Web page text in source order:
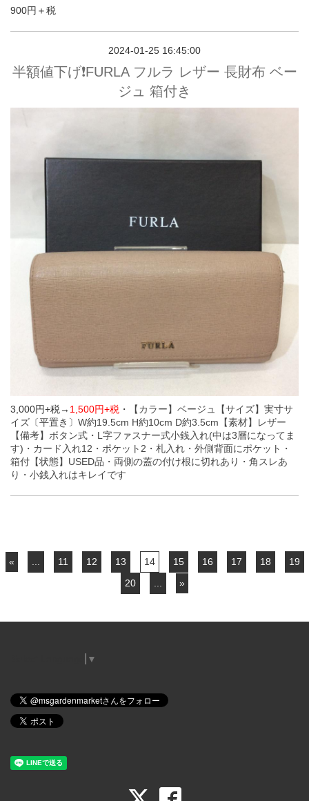
900円＋税
2024-01-25 16:45:00
半額値下げ❗️FURLA フルラ レザー 長財布 ベー
ジュ 箱付き
3,000円+税→ 1,500円+税 ・ 【カラー】ベージュ
【サイズ】実寸サ
イズ〔平置き〕W約19.5cm H約10cm D約3.5cm 【素材】レザー
【備考】ボタン式・L字ファスナー式小銭入れ(中は3層になってま
す)・カード入れ12・ポケット2・札入れ・外側背面にポケット・
箱付 【状態】USED品・両側の蓋の付け根に切れあり・角スレあ
り・小銭入れはキレイです
« 11 12 13 14 15 16 17 18
19
20
»
▼